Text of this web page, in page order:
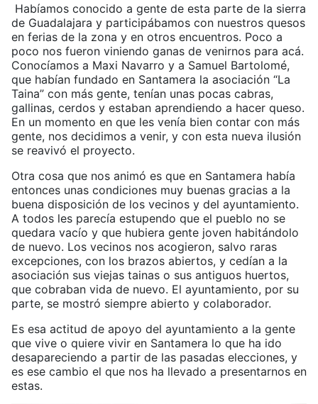
Habíamos conocido a gente de esta parte de la sierra
de Guadalajara y participábamos con nuestros quesos
en ferias de la zona y en otros encuentros. Poco a
poco nos fueron viniendo ganas de venirnos para acá.
Conocíamos a Maxi Navarro y a Samuel Bartolomé,
que habían fundado en Santamera la asociación “La
Taina” con más gente, tenían unas pocas cabras,
gallinas, cerdos y estaban aprendiendo a hacer queso.
En un momento en que les venía bien contar con más
gente, nos decidimos a venir, y con esta nueva ilusión
se reavivó el proyecto.
Otra cosa que nos animó es que en Santamera había
entonces unas condiciones muy buenas gracias a la
buena disposición de los vecinos y del ayuntamiento.
A todos les parecía estupendo que el pueblo no se
quedara vacío y que hubiera gente joven habitándolo
de nuevo. Los vecinos nos acogieron, salvo raras
excepciones, con los brazos abiertos, y cedían a la
asociación sus viejas tainas o sus antiguos huertos,
que cobraban vida de nuevo. El ayuntamiento, por su
parte, se mostró siempre abierto y colaborador.
Es esa actitud de apoyo del ayuntamiento a la gente
que vive o quiere vivir en Santamera lo que ha ido
desapareciendo a partir de las pasadas elecciones, y
es ese cambio el que nos ha llevado a presentarnos en
estas.